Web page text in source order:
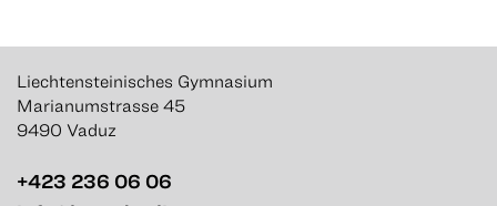
Liechtensteinisches Gymnasium
Marianumstrasse 45
9490 Vaduz
+423 236 06 06